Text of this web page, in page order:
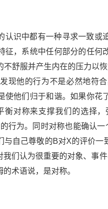
认识中都有一种寻求一致或
征，系统中任何部分的任何
舒服并产生内在的压力以
现他的行为不是必然地符
使他们归于和谐。如果你花
衡对称来支撑我们的选择
行为。同时对称也能确认
与自己尊敬的B对X的评价
们认为很重要的对象、事
术语说，是对称。